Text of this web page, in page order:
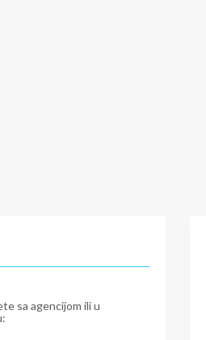
sa agencijom ili u